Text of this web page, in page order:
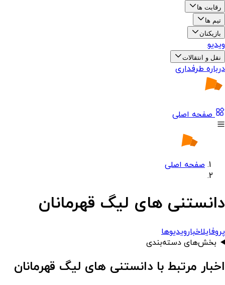
رقابت ها
تیم ها
بازیکنان
ویدیو
نقل و انتقالات
درباره طرفداری
صفحه اصلی
صفحه اصلی
دانستنی های لیگ قهرمانان
پروفایلاخبارویدیوها
بخش‌های دسته‌بندی
اخبار مرتبط با دانستنی های لیگ قهرمانان